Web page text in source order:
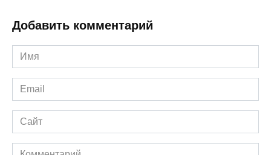
Добавить комментарий
Имя
*
Email
*
Сайт
Комментарий